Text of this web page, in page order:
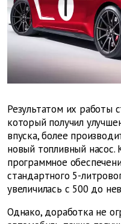
Результатом их работы
который получил
впуска, более
новый топливный
программное
стандартного 5-
увеличилась с 500 до
Однако, доработка не